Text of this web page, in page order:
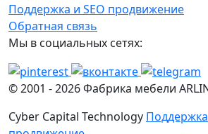
Поддержка и SEO продвижение
Обратная связь
Мы в социальных сетях:
© 2001 -2026Фабрика мебели
Cyber Capital Technology Поддержка